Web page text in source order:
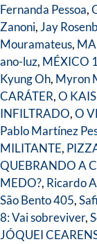
Fernanda Pessoa,
Zanoni, Jay
Mouramateus,
ano-luz, MÉXICO
Kyung Oh, Myron
CARÁTER,O
INFILTRADO,O
Pablo Martínez
MILITANTE,
QUEBRANDO A
MEDO?, Ricardo
São Bento 405,
8: Vai sobreviver,
JÓQUEI